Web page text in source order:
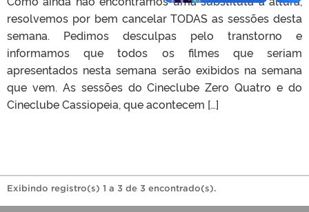
resolvemos por bem cancelar TODAS as sessões desta
semana. Pedimos desculpas pelo transtorno e
informamos que todos os filmes que seriam
apresentados nesta semana serão exibidos na semana
que vem. As sessões do Cineclube Zero Quatro e do
Cineclube Cassiopeia, que acontecem […]
Exibindo registro(s) 1 a 3 de 3 encontrado(s).